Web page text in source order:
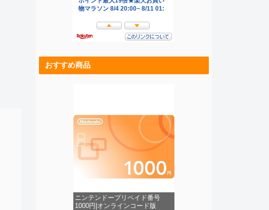
おすすめ商品
ニンテンドープリペイド番号
1000円|オンラインコード版